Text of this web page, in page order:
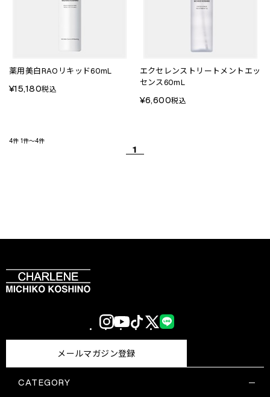
薬用美白RAOリキッド60mL
¥15,180税込
エクセレンストリートメントエッ
センス60mL
¥6,600税込
4件 1件～4件
1
CATEGORY
メールマガジン登録